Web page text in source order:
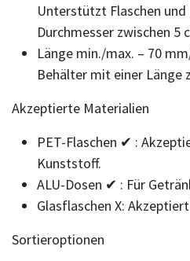
Unterstützt Flaschen
Durchmesser zwischen 5
Länge min./max. – 70
Behälter mit einer Länge
Akzeptierte Materialien
PET-Flaschen ✔ :
Kunststoff.
ALU-Dosen ✔ : Für
Glasflaschen X:
Sortieroptionen